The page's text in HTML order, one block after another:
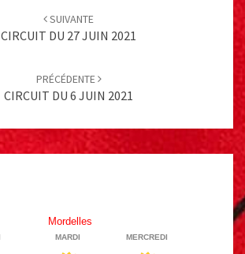
SUIVANTE
CIRCUIT DU 27 JUIN 2021
PRÉCÉDENTE
CIRCUIT DU 6 JUIN 2021